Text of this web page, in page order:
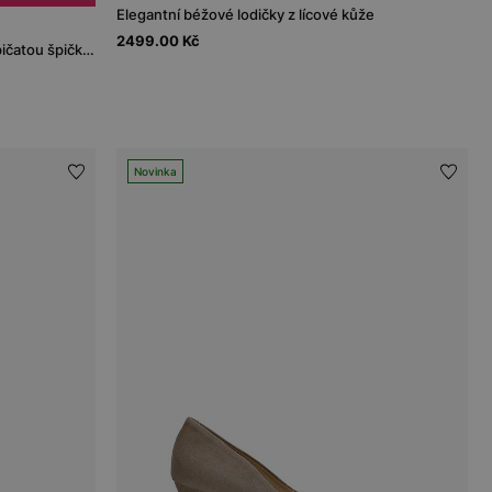
Černé šněrovací dámské lodičky se špičatou špičkou
Elegantní béžové lodičky z lícové kůže
2499.00 Kč
Novinka